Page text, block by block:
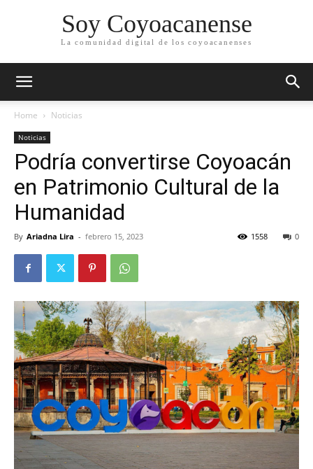
Soy Coyoacanense
La comunidad digital de los coyoacanenses
Home Noticias
Noticias
Podría convertirse Coyoacán
en Patrimonio Cultural de la
Humanidad
By Ariadna Lira - febrero 15, 2023 0
1558